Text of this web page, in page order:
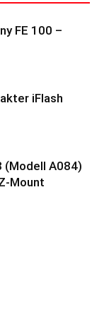
FE 100 –
iFlash
(Modell A084)
Mount